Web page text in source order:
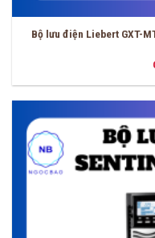
Bộ lưu điện Liebert GXT-